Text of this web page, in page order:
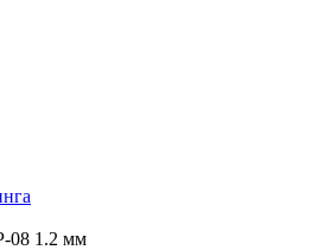
08 1.2 мм